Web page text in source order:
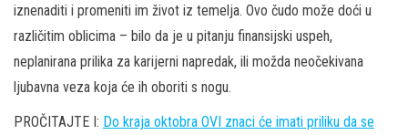
iznenaditi i promeniti im život iz temelja. Ovo čudo može doći u
različitim oblicima – bilo da je u pitanju finansijski uspeh,
neplanirana prilika za karijerni napredak, ili možda neočekivana
ljubavna veza koja će ih oboriti s nogu.
PROČITAJTE I: Do kraja oktobra OVI znaci će imati priliku da se